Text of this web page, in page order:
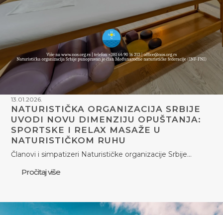
13.01.2026.
NATURISTIČKA ORGANIZACIJA SRBIJE
UVODI NOVU DIMENZIJU OPUŠTANJA:
SPORTSKE I RELAX MASAŽE U
NATURISTIČKOM RUHU
Članovi i simpatizeri Naturističke organizacije Srbije…
Pročitaj više